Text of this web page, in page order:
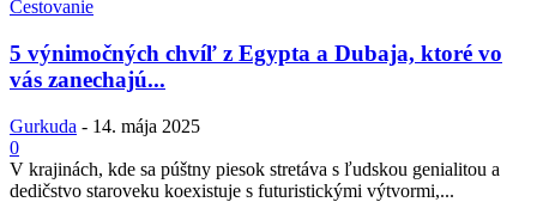
Cestovanie
5 výnimočných chvíľ z Egypta a Dubaja, ktoré vo
vás zanechajú...
Gurkuda - 14. mája 2025
0
V krajinách, kde sa púštny piesok stretáva s ľudskou genialitou a
dedičstvo staroveku koexistuje s futuristickými výtvormi,...